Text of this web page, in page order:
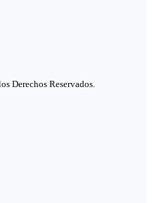
Derechos Reservados.